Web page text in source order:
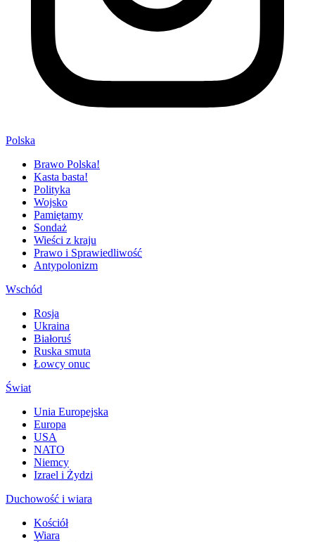
Polska
Brawo Polska!
Kasta basta!
Polityka
Wojsko
Pamiętamy
Sondaż
Wieści z kraju
Prawo i Sprawiedliwość
Antypolonizm
Wschód
Rosja
Ukraina
Białoruś
Ruska smuta
Łowcy onuc
Świat
Unia Europejska
Europa
USA
NATO
Niemcy
Izrael i Żydzi
Duchowość i wiara
Kościół
Wiara